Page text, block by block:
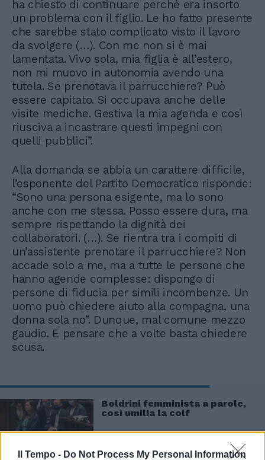
Il Tempo - Do Not Process My Personal Information
ha chiesto di continuare perché era insorto
un problema con il figlio. Le ho fatto presente
che sarebbe stato complicato visto il lavoro
da svolgere (…). Con me non si è mai
lamentata. Vivo sola, mia figlia è all’estero,
non mi muovo in autonomia avendo una
tutela. Se prenotava il parrucchiere? Può
essere capitato. Si occupava anche delle
visite mediche. Gestiva la mia agenda e così
riusciva a incastrare questi impegni con
quelli pubblici”.
Alla domanda se abbia un carattere difficile,
l’esponente del Partito Democratico risponde:
“Sono una persona esigente, ma lo sono
anche con me stessa. Posso essere dura, ma
sempre rispettando la dignità dei
collaboratori. (…). Se rientra tra i compiti di
un’assistente prenotare il parrucchiere? Non
accade solo a me, ma a tutte le persone che
hanno agende complesse: dispongo di
persone di fiducia per simili incombenze. Un
uomo può chiedere aiuto alla compagna, una
donna sola no”. Dunque, mal comune mezzo
gaudio. E pensare che a volte basta chiedere
scusa.
Boldrini femminista a parole,
così umilia la colf